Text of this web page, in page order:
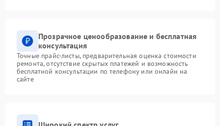
Прозрачное ценообразование и бесплатная
консультация
Точные прайс-листы, предварительная оценка стоимости
ремонта, отсутствие скрытых платежей и возможность
бесплатной консультации по телефону или онлайн на
сайте